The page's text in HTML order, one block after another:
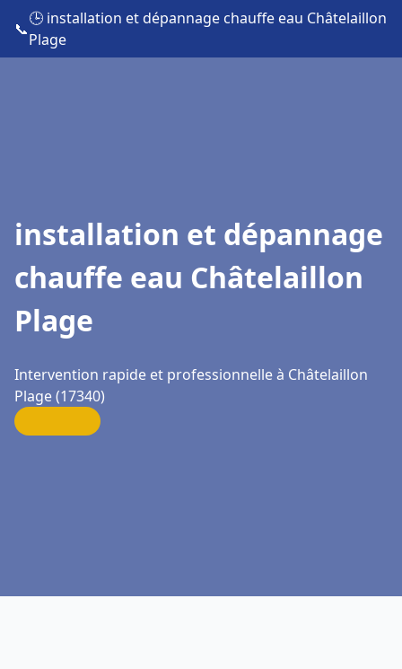
📞
🕒 installation et dépannage chauffe eau Châtelaillon
Plage
installation et dépannage
chauffe eau Châtelaillon
Plage
Intervention rapide et professionnelle à Châtelaillon
Plage (17340)